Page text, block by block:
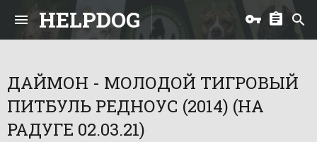
HELPDOG
ДАЙМОН - МОЛОДОЙ ТИГРОВЫЙ
ПИТБУЛЬ РЕДНОУС (2014) (НА
РАДУГЕ 02.03.21)